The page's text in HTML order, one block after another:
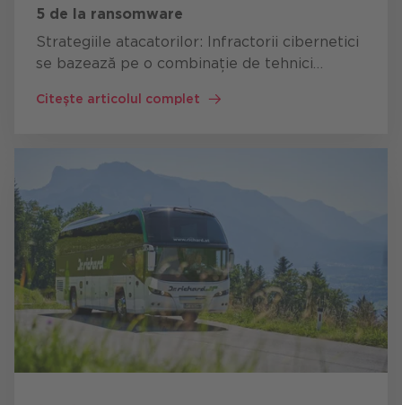
5 de la ransomware
Strategiile atacatorilor: Infractorii cibernetici
se bazează pe o combinație de tehnici
Principalele strategii includ Mail bombing: o
Citește articolul complet